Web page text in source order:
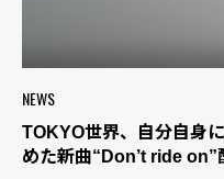
NEWS
TOKYO世界、自分自身
めた新曲“Don’t ride on”